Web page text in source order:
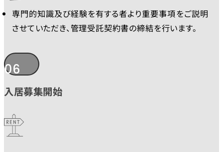
専門的知識及び経験を有する者より重要事項をご説明
させていただき、管理受託契約書の締結を行います。
06
入居募集開始